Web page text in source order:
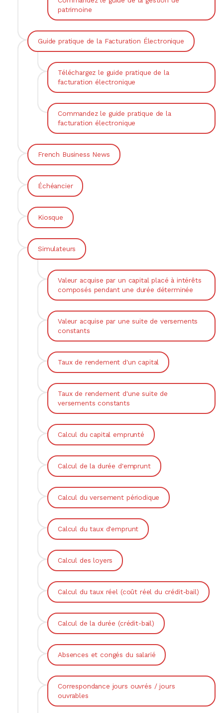
patrimoine
Guide pratique de la Facturation Électronique
Téléchargez le guide pratique de la
facturation électronique
Commandez le guide pratique de la
facturation électronique
French Business News
Échéancier
Kiosque
Simulateurs
Valeur acquise par un capital placé à intérêts
composés pendant une durée déterminée
Valeur acquise par une suite de versements
constants
Taux de rendement d'un capital
Taux de rendement d'une suite de
versements constants
Calcul du capital emprunté
Calcul de la durée d'emprunt
Calcul du versement périodique
Calcul du taux d'emprunt
Calcul des loyers
Calcul du taux réel (coût réel du crédit-bail)
Calcul de la durée (crédit-bail)
Absences et congés du salarié
Correspondance jours ouvrés / jours
ouvrables